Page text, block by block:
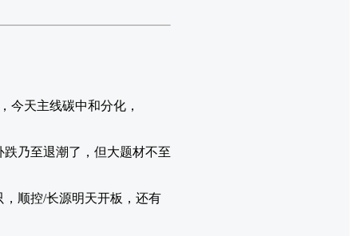
今天主线碳中和分化，
跌乃至退潮了，但大题材不至
顺控/长源明天开板，还有